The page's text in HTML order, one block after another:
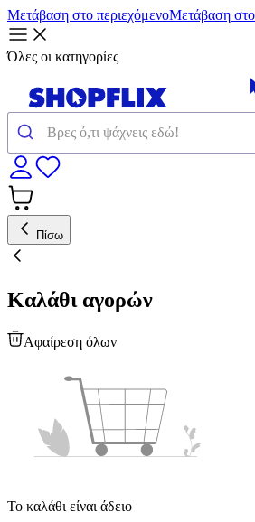
Μετάβαση στο περιεχόμενοΜετάβαση
Όλες οι κατηγορίες
Πίσω
Καλάθι αγορών
Αφαίρεση όλων
Το καλάθι είναι άδειο